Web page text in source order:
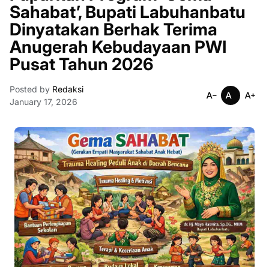
Sahabat’, Bupati Labuhanbatu
Dinyatakan Berhak Terima
Anugerah Kebudayaan PWI
Pusat Tahun 2026
Posted by Redaksi
January 17, 2026